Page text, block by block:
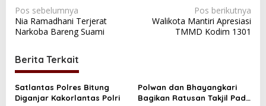
N
a
i
g
a
Pos sebelumnya
Nia Ramadhani Terjerat
Narkoba Bareng Suami
Pos berikutnya
Walikota Mantiri Apresiasi
TMMD Kodim 1301
Berita Terkait
Satlantas Polres Bitung
Diganjar Kakorlantas Polri
Polwan dan Bhayangkari
Bagikan Ratusan Takjil Pada